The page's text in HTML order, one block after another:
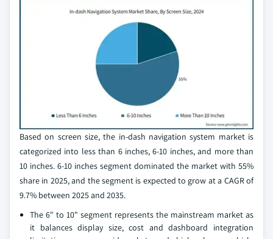
Based on screen size, the in-dash navigation system market is
categorized into less than 6 inches, 6-10 inches, and more than
10 inches. 6-10 inches segment dominated the market with 55%
share in 2025, and the segment is expected to grow at a CAGR of
9.7% between 2025 and 2035.
The 6" to 10" segment represents the mainstream market as
it balances display size, cost and dashboard integration